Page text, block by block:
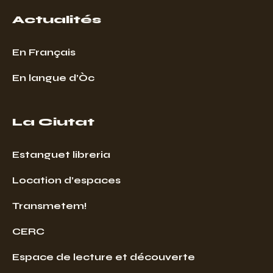
Actualités
En Français
En langue d’Òc
La Ciutat
Estanguet libreria
Location d’espaces
Transmetem!
CERC
Espace de lecture et découverte